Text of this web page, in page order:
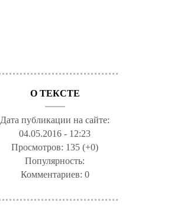
О ТЕКСТЕ
Дата публикации на сайте:
04.05.2016 - 12:23
Просмотров: 135 (+0)
Популярность:
Комментариев: 0